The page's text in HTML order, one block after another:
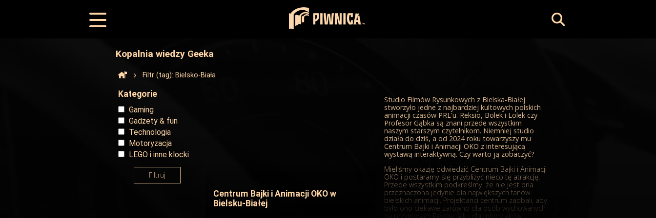
Kopalnia wiedzy Geeka
Filtr (tag): Bielsko-Biała
Kategorie
Gaming
Gadżety & fun
Technologia
Motoryzacja
LEGO i inne klocki
Filtruj
Centrum Bajki i Animacji OKO w
Bielsku-Białej
Studio Filmów Rysunkowych z Bielska-Białej
stworzyło jedne z najbardziej kultowych polskich
animacji czasów PRL'u. Reksio, Bolek i Lolek czy
Profesor Gąbka są znani przede wszystkim
naszym starszym czytelnikom. Niemniej studio
działa do dziś, a od 2024 roku towarzyszy mu
Centrum Bajki i Animacji OKO z interesującą
wystawą interaktywną. Czy warto ją zobaczyć?
Mieliśmy okazję odwiedzić Centrum Bajki i Animacji
OKO i postaramy się przybliżyć nieco tę atrakcję.
Przede wszystkim podkreślmy, że nie jest ona
przeznaczona jedynie dla największych fanów
bielskich animacji. Projektanci centrum zadbali, aby
było ono ciekawe zarówno dla osób wychowanych
na przygodach Reksia, jak i dla młodziaków